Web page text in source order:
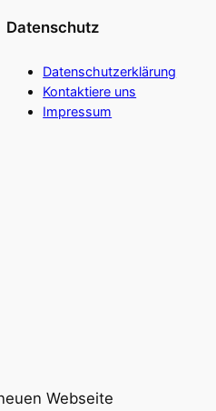
Datenschutz
Datenschutzerklärung
Kontaktiere uns
Impressum
Webseite